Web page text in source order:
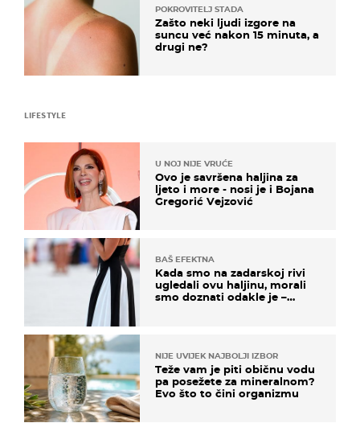
POKROVITELJ STADA
Zašto neki ljudi izgore na
suncu već nakon 15 minuta, a
drugi ne?
LIFESTYLE
U NOJ NIJE VRUĆE
Ovo je savršena haljina za
ljeto i more - nosi je i Bojana
Gregorić Vejzović
BAŠ EFEKTNA
Kada smo na zadarskoj rivi
ugledali ovu haljinu, morali
smo doznati odakle je –
NIJE UVIJEK NAJBOLJI IZBOR
Teže vam je piti običnu vodu
pa posežete za mineralnom?
Evo što to čini organizmu